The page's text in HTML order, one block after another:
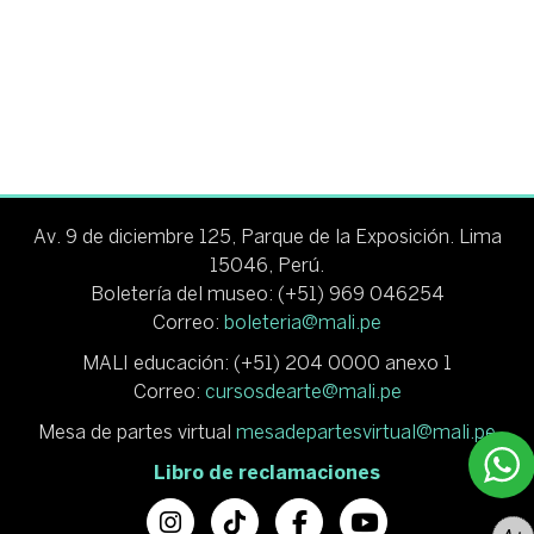
Av. 9 de diciembre 125, Parque de la Exposición. Lima
15046, Perú.
Boletería del museo: (+51) 969 046254
Correo: boleteria@mali.pe
MALI educación: (+51) 204 0000 anexo 1
Correo: cursosdearte@mali.pe
Mesa de partes virtual mesadepartesvirtual@mali.pe
Libro de reclamaciones